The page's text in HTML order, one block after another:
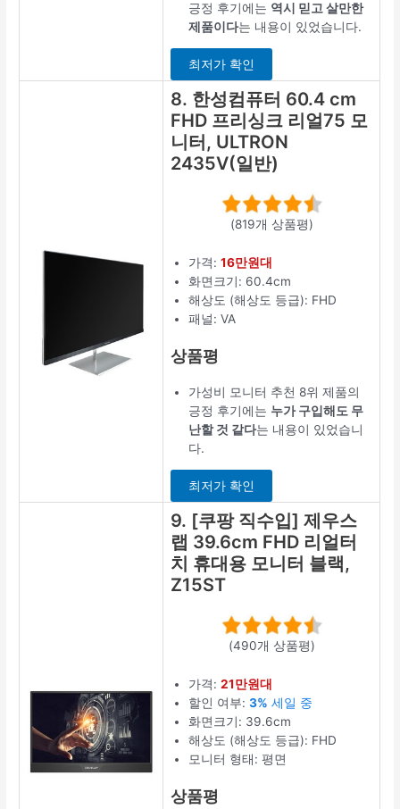
긍정 후기에는 역시 믿고 살만한
제품이다는 내용이 있었습니다.
최저가 확인
8. 한성컴퓨터 60.4 cm
FHD 프리싱크 리얼75 모
니터, ULTRON
2435V(일반)
(819개 상품평)
가격:16만원대
화면크기: 60.4cm
해상도 (해상도 등급): FHD
패널: VA
상품평
가성비 모니터 추천 8위 제품의
긍정 후기에는 누가 구입해도 무
난할 것 같다는 내용이 있었습니
다.
최저가 확인
9. [쿠팡 직수입] 제우스
랩 39.6cm FHD 리얼터
치 휴대용 모니터 블랙,
Z15ST
(490개 상품평)
가격:21만원대
할인 여부:3% 세일 중
화면크기: 39.6cm
해상도 (해상도 등급): FHD
모니터 형태: 평면
상품평